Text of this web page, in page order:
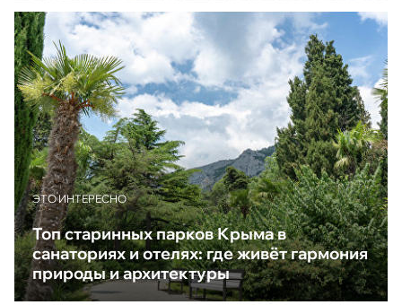
ЭТО ИНТЕРЕСНО
Топ старинных парков Крыма в
санаториях и отелях: где живёт гармония
природы и архитектуры